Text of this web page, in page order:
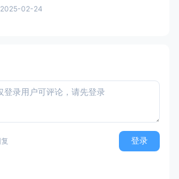
费订阅」两类选项。但现在良心商家日渐变
2025-02-24
登录